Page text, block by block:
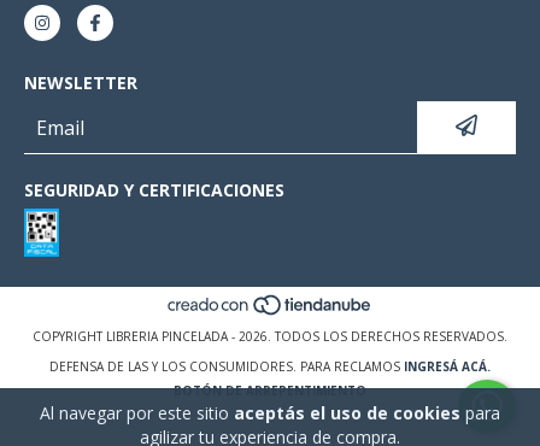
Al navegar por este sitio aceptás el uso de cookies para
agilizar tu experiencia de compra.
NEWSLETTER
SEGURIDAD Y CERTIFICACIONES
COPYRIGHT LIBRERIA PINCELADA - 2026. TODOS LOS DERECHOS RESERVADOS.
DEFENSA DE LAS Y LOS CONSUMIDORES. PARA RECLAMOS INGRESÁ ACÁ.
BOTÓN DE ARREPENTIMIENTO